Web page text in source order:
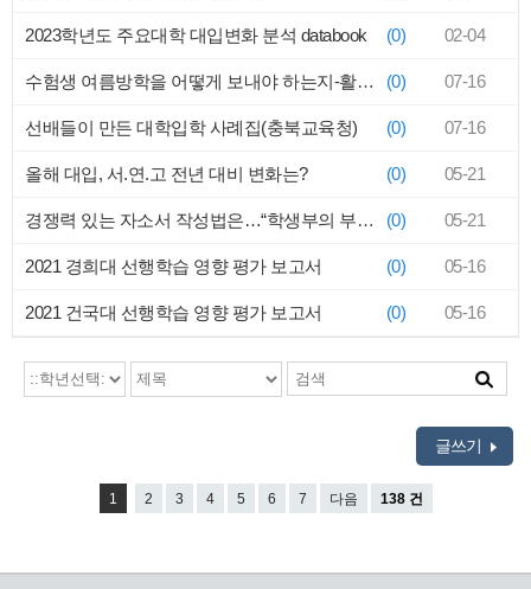
2023학년도 주요대학 대입변화 분석 databook (0) 02-04
수험생 여름방학을 어떻게 보내야 하는지-활용 전략 (0) 07-16
선배들이 만든 대학입학 사례집(충북교육청) (0) 07-16
올해 대입, 서.연.고 전년 대비 변화는? (0) 05-21
경쟁력 있는 자소서 작성법은…“학생부의 부족한 점을 보완하라” (0) 05-21
2021 경희대 선행학습 영향 평가 보고서 (0) 05-16
2021 건국대 선행학습 영향 평가 보고서 (0) 05-16
글쓰기
1 2 3 4 5 6 7 다음 138 건